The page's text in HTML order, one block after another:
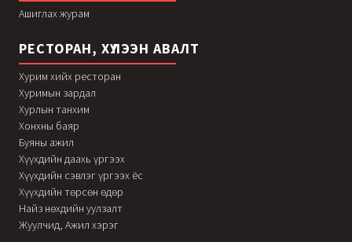
Ашиглах журам
РЕСТОРАН, ХҮЛЭЭН АВАЛТ
Хурим хийх ресторан
Хуримын зардал
Хурлын танхим
Хонхны баяр
Буяны ажил
Хүүхдийн даахь үргээх
Хүүхдийн сэвлэг үргээх ёс
Хүүхдийн төрсөн өдөр
Найз нөхдийн уулзалт
Жуулчид, Ажил хэрэг